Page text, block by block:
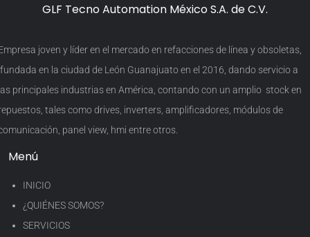
GLF Tecno Automation México S.A. de C.V.
joven y líder en el mercado en refacciones de línea y obsoletas,
en la ciudad de León Guanajuato en el 2016, dando servicio a
principales industrias en América, contando con un amplio stock en
tales como drives, inverters, amplificadores, módulos de
panel view, hmi entre otros.
Menú
INICIO
¿QUIÉNES SOMOS?
SERVICIOS